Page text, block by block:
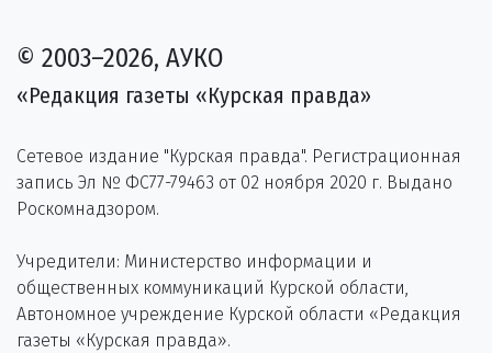
© 2003–2026, АУКО
«Редакция газеты «Курская правда»
Сетевое издание "Курская правда". Регистрационная
запись Эл № ФС77-79463 от 02 ноября 2020 г. Выдано
Роскомнадзором.
Учредители: Министерство информации и
общественных коммуникаций Курской области,
Автономное учреждение Курской области «Редакция
газеты «Курская правда».